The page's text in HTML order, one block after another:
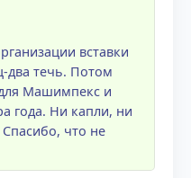
вставки
два течь. Потом
Машимпекс и
года. Ни капли, ни
что не